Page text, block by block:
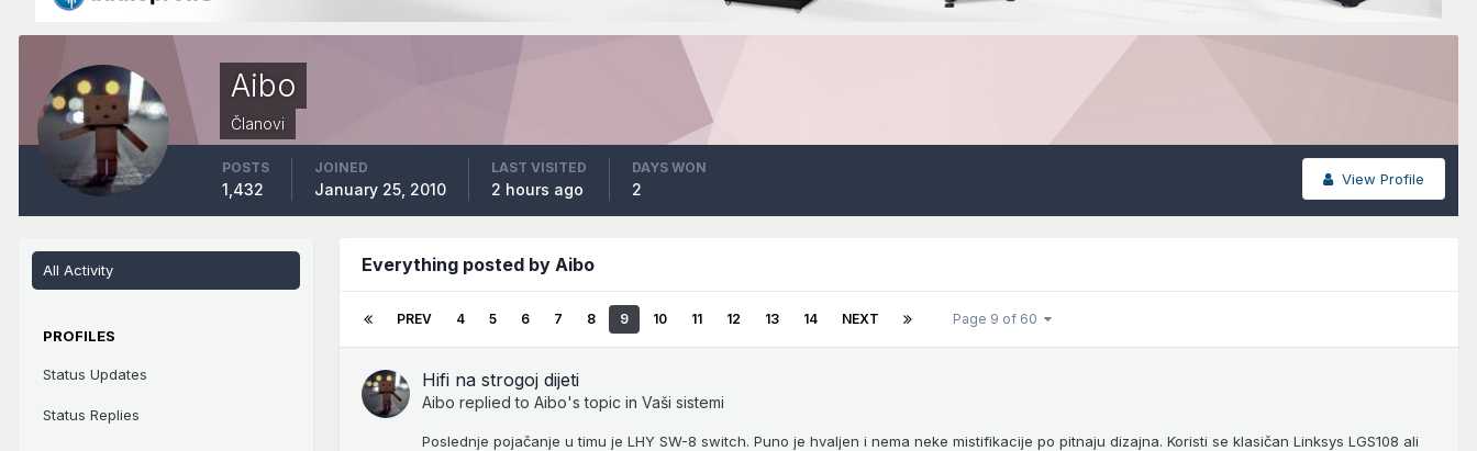
Aibo
Članovi
View Profile
POSTS
1,432
JOINED
January 25, 2010
LAST VISITED
2 hours ago
DAYS WON
2
All Activity
PROFILES
Status Updates
Status Replies
Everything posted by Aibo
PREV 4 5 6 7 8 9 10 11 12 13 14 NEXT Page 9 of 60
Hifi na strogoj dijeti
Aibo replied to Aibo's topic in Vaši sistemi
Poslednje pojačanje u timu je LHY SW-8 switch. Puno je hvaljen i nema neke mistifikacije po pitnaju dizajna. Koristi se klasičan Linksys LGS108 ali